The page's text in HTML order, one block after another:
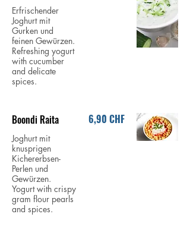
Erfrischender
Joghurt mit
Gurken und
feinen Gewürzen.
Refreshing yogurt
with cucumber
and delicate
spices.
Boondi Raita
Joghurt mit
knusprigen
Kichererbsen-
Perlen und
Gewürzen.
Yogurt with crispy
gram flour pearls
and spices.
6,90 CHF